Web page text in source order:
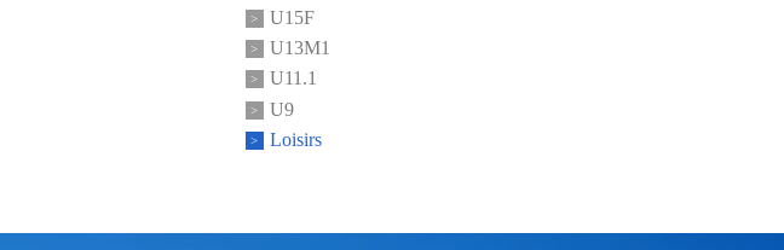
U15F
U13M1
U11.1
U9
Loisirs